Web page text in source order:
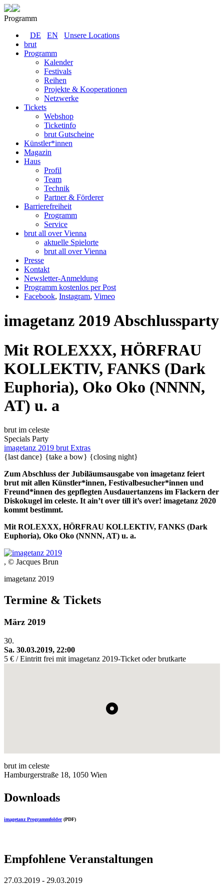
Programm
DE
EN
Unsere Locations
brut
Programm
Kalender
Festivals
Reihen
Projekte & Kooperationen
Netzwerke
Tickets
Webshop
Ticketinfo
brut Gutscheine
Künstler*innen
Magazin
Haus
Profil
Team
Technik
Partner & Förderer
Barrierefreiheit
Programm
Service
brut all over Vienna
aktuelle Spielorte
brut all over Vienna
Presse
Kontakt
Newsletter-Anmeldung
Programm kostenlos per Post
Facebook, Instagram, Vimeo
imagetanz 2019 Abschlussparty
Mit ROLEXXX, HÖRFRAU
KOLLEKTIV, FANKS (Dark
Euphoria), Oko Oko (NNNN,
AT) u. a
brut im celeste
Specials Party
imagetanz 2019 brut Extras
{last dance} {take a bow} {closing night}
Zum Abschluss der Jubiläumsausgabe von imagetanz feiert
brut mit allen Künstler*innen, Festivalbesucher*innen und
Freund*innen des gepflegten Ausdauertanzens im Flackern der
Diskokugel im celeste. It ain’t over till it’s over! imagetanz 2020
kommt bestimmt.
Mit ROLEXXX, HÖRFRAU KOLLEKTIV, FANKS (Dark
Euphoria), Oko Oko (NNNN, AT) u. a.
, © Jacques Brun
imagetanz 2019
Termine & Tickets
März 2019
30.
Sa. 30.03.2019, 22:00
5 € / Eintritt frei mit imagetanz 2019-Ticket oder brutkarte
brut im celeste
Hamburgerstraße 18, 1050 Wien
Downloads
imagetanz Programmfolder(PDF)
Empfohlene Veranstaltungen
27.03.2019 - 29.03.2019